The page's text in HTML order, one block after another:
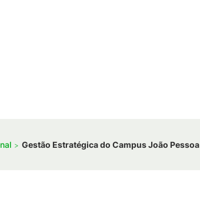
Gestão Estratégica do Campus João Pessoa